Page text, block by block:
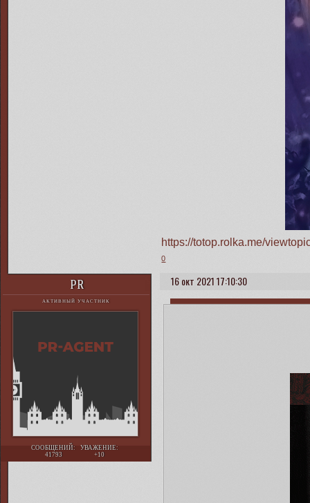
https://totop.rolka.me/
0
16 окт 2021 17:10:30
PR
АКТИВНЫЙ УЧАСТНИК
СООБЩЕНИЙ:
41793
УВАЖЕНИЕ:
+10